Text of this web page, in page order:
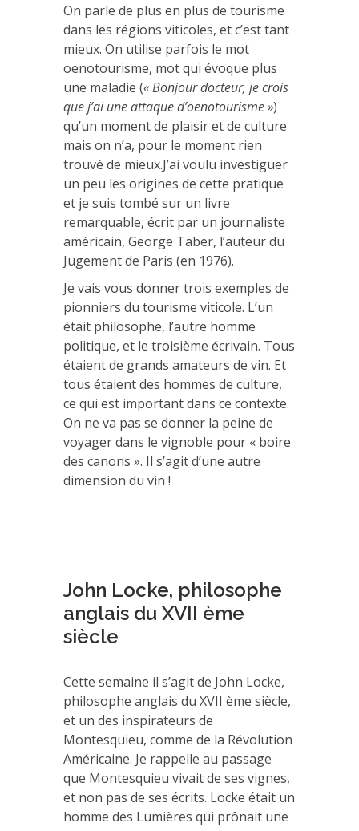
On parle de plus en plus de tourisme
dans les régions viticoles, et c’est tant
mieux. On utilise parfois le mot
oenotourisme, mot qui évoque plus
une maladie (« Bonjour docteur, je crois
que j’ai une attaque d’oenotourisme »)
qu’un moment de plaisir et de culture
mais on n’a, pour le moment rien
trouvé de mieux.J’ai voulu investiguer
un peu les origines de cette pratique
et je suis tombé sur un livre
remarquable, écrit par un journaliste
américain, George Taber, l’auteur du
Jugement de Paris (en 1976).
Je vais vous donner trois exemples de
pionniers du tourisme viticole. L’un
était philosophe, l’autre homme
politique, et le troisième écrivain. Tous
étaient de grands amateurs de vin. Et
tous étaient des hommes de culture,
ce qui est important dans ce contexte.
On ne va pas se donner la peine de
voyager dans le vignoble pour « boire
des canons ». Il s’agit d’une autre
dimension du vin !
John Locke, philosophe
anglais du XVII ème
siècle
Cette semaine il s’agit de John Locke,
philosophe anglais du XVII ème siècle,
et un des inspirateurs de
Montesquieu, comme de la Révolution
Américaine. Je rappelle au passage
que Montesquieu vivait de ses vignes,
et non pas de ses écrits. Locke était un
homme des Lumières qui prônait une